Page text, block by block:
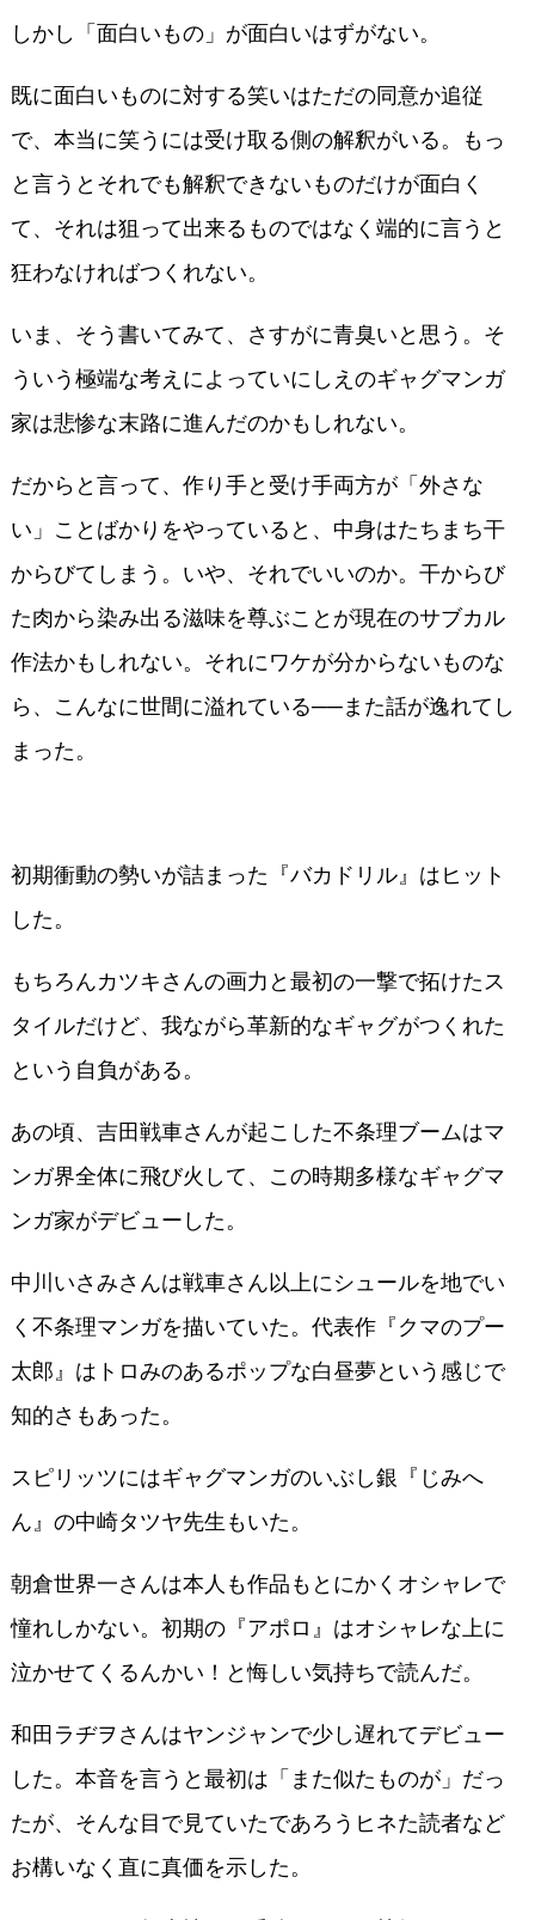
しかし「面白いもの」が面白いはずがない。
既に面白いものに対する笑いはただの同意か追従
で、本当に笑うには受け取る側の解釈がいる。もっ
と言うとそれでも解釈できないものだけが面白く
て、それは狙って出来るものではなく端的に言うと
狂わなければつくれない。
いま、そう書いてみて、さすがに青臭いと思う。そ
ういう極端な考えによっていにしえのギャグマンガ
家は悲惨な末路に進んだのかもしれない。
だからと言って、作り手と受け手両方が「外さな
い」ことばかりをやっていると、中身はたちまち干
からびてしまう。いや、それでいいのか。干からび
た肉から染み出る滋味を尊ぶことが現在のサブカル
作法かもしれない。それにワケが分からないものな
ら、こんなに世間に溢れている──また話が逸れてし
まった。
初期衝動の勢いが詰まった『バカドリル』はヒット
した。
もちろんカツキさんの画力と最初の一撃で拓けたス
タイルだけど、我ながら革新的なギャグがつくれた
という自負がある。
あの頃、吉田戦車さんが起こした不条理ブームはマ
ンガ界全体に飛び火して、この時期多様なギャグマ
ンガ家がデビューした。
中川いさみさんは戦車さん以上にシュールを地でい
く不条理マンガを描いていた。代表作『クマのプー
太郎』はトロみのあるポップな白昼夢という感じで
知的さもあった。
スピリッツにはギャグマンガのいぶし銀『じみへ
ん』の中崎タツヤ先生もいた。
朝倉世界一さんは本人も作品もとにかくオシャレで
憧れしかない。初期の『アポロ』はオシャレな上に
泣かせてくるんかい！と悔しい気持ちで読んだ。
和田ラヂヲさんはヤンジャンで少し遅れてデビュー
した。本音を言うと最初は「また似たものが」だっ
たが、そんな目で見ていたであろうヒネた読者など
お構いなく直に真価を示した。